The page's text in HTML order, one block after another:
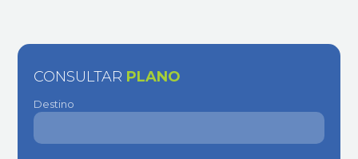
CONSULTAR PLANO
Destino